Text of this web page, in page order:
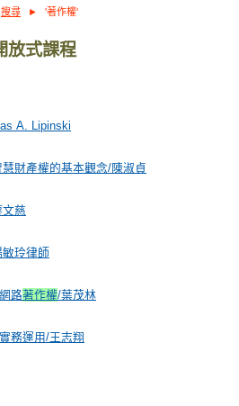
搜尋 ► '著作權'
放式課程
A. Lipinski
財產權的基本觀念/陳淑貞
文慈
玲律師
路著作權/葉茂林
務運用/王志翔